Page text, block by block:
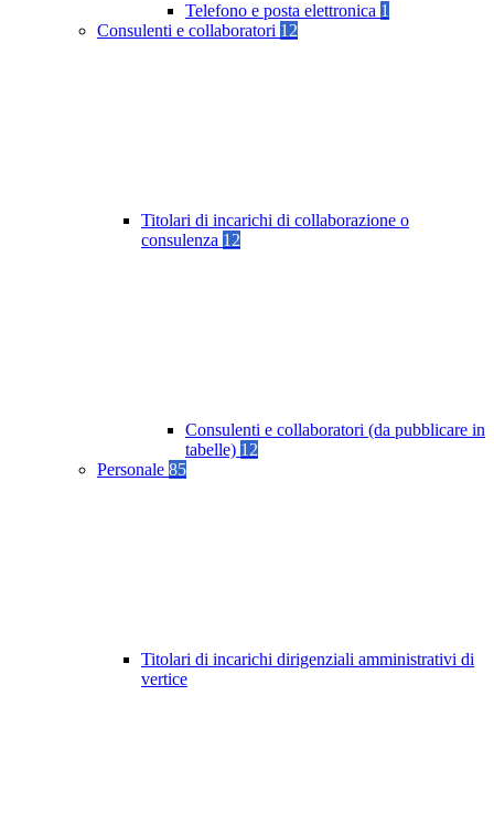
Telefono e posta elettronica 1
Consulenti e collaboratori 12
Titolari di incarichi di collaborazione o
consulenza 12
Consulenti e collaboratori (da pubblicare in
tabelle) 12
Personale 85
Titolari di incarichi dirigenziali amministrativi di
vertice